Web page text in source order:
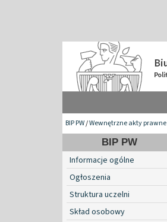
BIP PW/Wewnętrzne akty prawne
BIP PW
Informacje ogólne
Ogłoszenia
Struktura uczelni
Skład osobowy